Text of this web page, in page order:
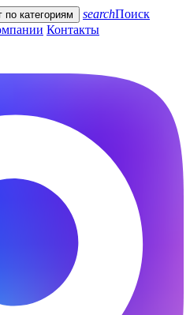
по категориям searchПоиск
Контакты